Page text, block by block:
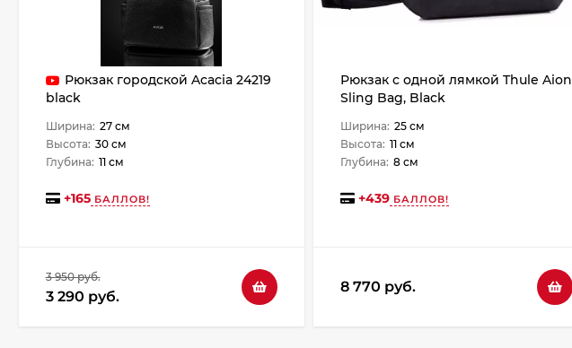
Рюкзак городской Acacia 24219
black
Ширина: 27 см
Высота: 30 см
Глубина: 11 см
+165БАЛЛОВ!
3 950 руб.
3 290 руб.
Рюкзак с одной лямкой Thule Aion
Sling Bag, Black
Ширина: 25 см
Высота: 11 см
Глубина: 8 см
+439 БАЛЛОВ!
8 770 руб.